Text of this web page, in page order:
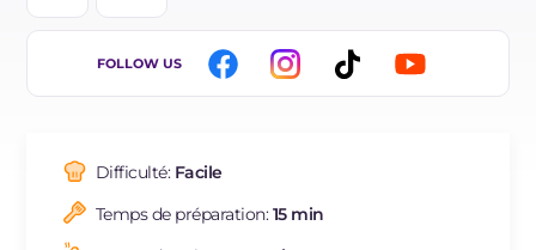
IT
BR
ES
FOLLOW US
Difficulté: Facile
Temps de préparation:15 min